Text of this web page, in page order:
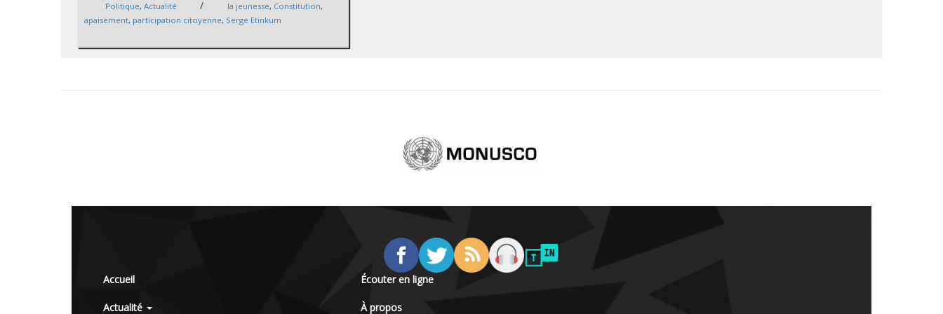
Politique,Actualité / la jeunesse, Constitution,
apaisement, participation citoyenne, Serge Etinkum
Accueil
Actualité
Écouter en ligne
À propos